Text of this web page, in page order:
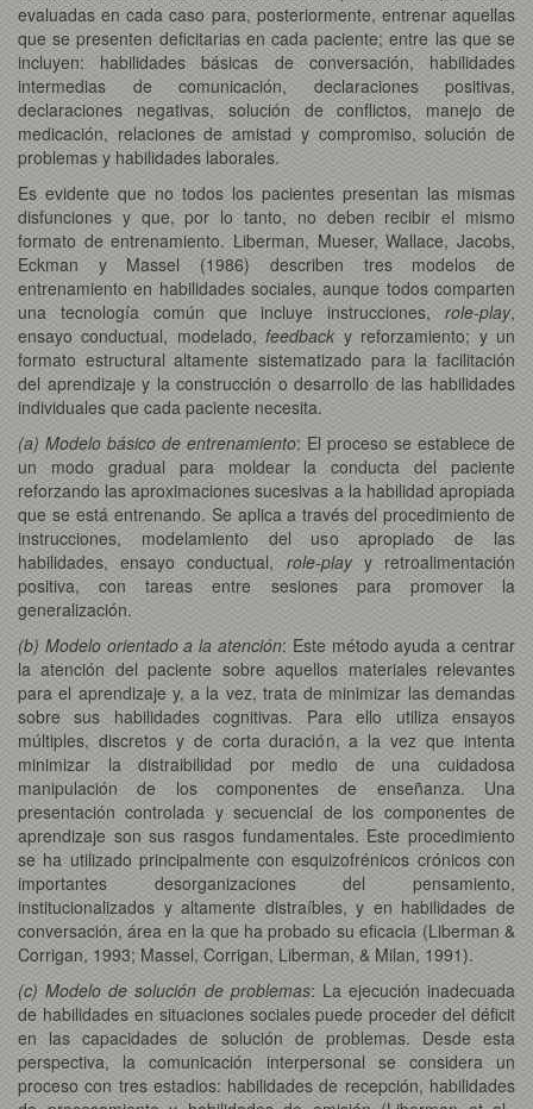
evaluadas en cada caso para, posteriormente, entrenar aquellas
que se presenten deficitarias en cada paciente; entre las que se
incluyen: habilidades básicas de conversación, habilidades
intermedias de comunicación, declaraciones positivas,
declaraciones negativas, solución de conflictos, manejo de
medicación, relaciones de amistad y compromiso, solución de
problemas y habilidades laborales.
Es evidente que no todos los pacientes presentan las mismas
disfunciones y que, por lo tanto, no deben recibir el mismo
formato de entrenamiento. Liberman, Mueser, Wallace, Jacobs,
Eckman y Massel (1986) describen tres modelos de
entrenamiento en habilidades sociales, aunque todos comparten
una tecnología común que incluye instrucciones, role-play,
ensayo conductual, modelado,feedback y reforzamiento; y un
formato estructural altamente sistematizado para la facilitación
del aprendizaje y la construcción o desarrollo de las habilidades
individuales que cada paciente necesita.
(a) Modelo básico de entrenamiento: El proceso se establece de
un modo gradual para moldear la conducta del paciente
reforzando las aproximaciones sucesivas a la habilidad apropiada
que se está entrenando. Se aplica a través del procedimiento de
instrucciones, modelamiento del uso apropiado de las
habilidades, ensayo conductual, role-playy retroalimentación
positiva, con tareas entre sesiones para promover la
generalización.
(b) Modelo orientado a la atención: Este método ayuda a centrar
la atención del paciente sobre aquellos materiales relevantes
para el aprendizaje y, a la vez, trata de minimizar las demandas
sobre sus habilidades cognitivas. Para ello utiliza ensayos
múltiples, discretos y de corta duración, a la vez que intenta
minimizar la distraibilidad por medio de una cuidadosa
manipulación de los componentes de enseñanza. Una
presentación controlada y secuencial de los componentes de
aprendizaje son sus rasgos fundamentales. Este procedimiento
se ha utilizado principalmente con esquizofrénicos crónicos con
importantes desorganizaciones del pensamiento,
institucionalizados y altamente distraíbles, y en habilidades de
conversación, área en la que ha probado su eficacia (Liberman &
Corrigan, 1993; Massel, Corrigan, Liberman, & Milan, 1991).
(c) Modelo de solución de problemas: La ejecución inadecuada
de habilidades en situaciones sociales puede proceder del déficit
en las capacidades de solución de problemas. Desde esta
perspectiva, la comunicación interpersonal se considera un
proceso con tres estadios: habilidades de recepción, habilidades